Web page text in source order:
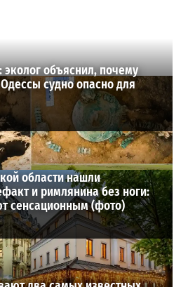
эколог объяснил, почему
судно опасно для
области нашли
и римлянина без ноги:
сенсационным (фото)